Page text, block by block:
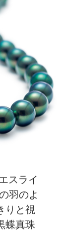
スライ
羽のよ
りと視
蝶真珠